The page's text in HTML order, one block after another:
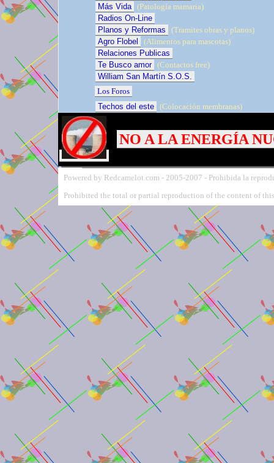
Más Vida (Patología mamaria)
Radios On-Line
Planos y Reformas
(Tramites obras y planos)
Agro Flobel
(Alimentos para mascotas)
Relaciones Publicas
Te Busco amor (Contactos free)
William San Martín S.O.S.
Los Foros
Techos del este (Colocación membranas)
NO A LA ENERGÍA
Powered by Redcamelot.com - 2005-2007 - Prohibida la
Prohibited the total or partial reproduction of the content of